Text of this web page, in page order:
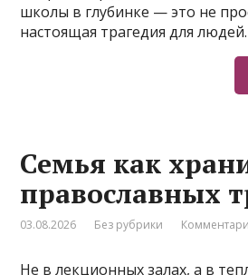
школы в глубинке — это не
настоящая трагедия для людей.
Семья как
православных
03.08.2026 Без рубрики
Не в лекционных залах, а в